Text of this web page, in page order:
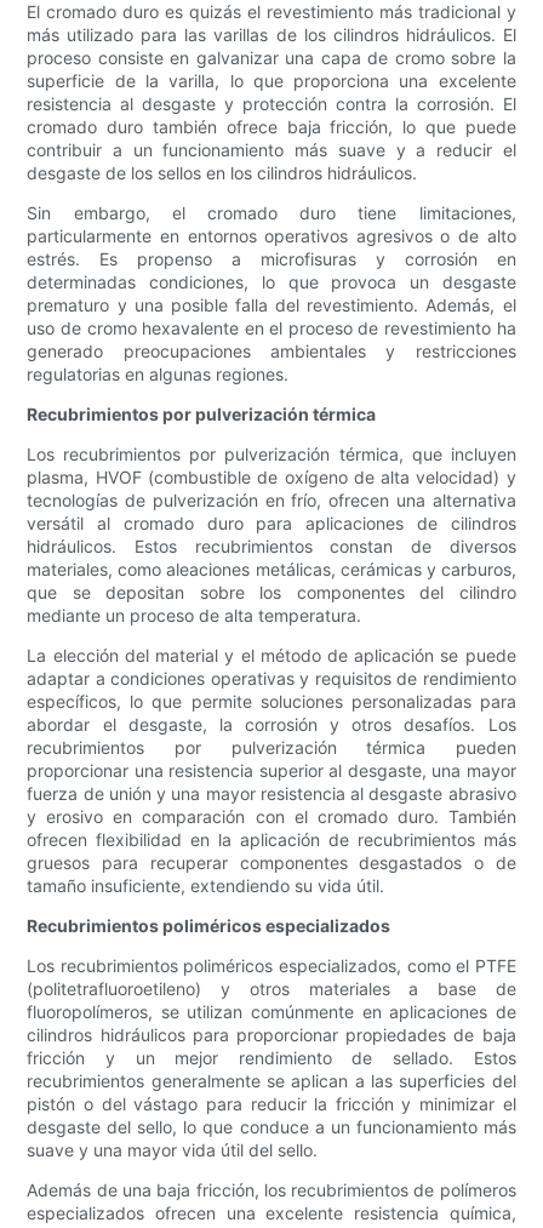
El cromado duro es quizás el revestimiento más tradicional y
más utilizado para las varillas de los cilindros hidráulicos. El
proceso consiste en galvanizar una capa de cromo sobre la
superficie de la varilla, lo que proporciona una excelente
resistencia al desgaste y protección contra la corrosión. El
cromado duro también ofrece baja fricción, lo que puede
contribuir a un funcionamiento más suave y a reducir el
desgaste de los sellos en los cilindros hidráulicos.
Sin embargo, el cromado duro tiene limitaciones,
particularmente en entornos operativos agresivos o de alto
estrés. Es propenso a microfisuras y corrosión en
determinadas condiciones, lo que provoca un desgaste
prematuro y una posible falla del revestimiento. Además, el
uso de cromo hexavalente en el proceso de revestimiento ha
generado preocupaciones ambientales y restricciones
regulatorias en algunas regiones.
Recubrimientos por pulverización térmica
Los recubrimientos por pulverización térmica, que incluyen
plasma, HVOF (combustible de oxígeno de alta velocidad) y
tecnologías de pulverización en frío, ofrecen una alternativa
versátil al cromado duro para aplicaciones de cilindros
hidráulicos. Estos recubrimientos constan de diversos
materiales, como aleaciones metálicas, cerámicas y carburos,
que se depositan sobre los componentes del cilindro
mediante un proceso de alta temperatura.
La elección del material y el método de aplicación se puede
adaptar a condiciones operativas y requisitos de rendimiento
específicos, lo que permite soluciones personalizadas para
abordar el desgaste, la corrosión y otros desafíos. Los
recubrimientos por pulverización térmica pueden
proporcionar una resistencia superior al desgaste, una mayor
fuerza de unión y una mayor resistencia al desgaste abrasivo
y erosivo en comparación con el cromado duro. También
ofrecen flexibilidad en la aplicación de recubrimientos más
gruesos para recuperar componentes desgastados o de
tamaño insuficiente, extendiendo su vida útil.
Recubrimientos poliméricos especializados
Los recubrimientos poliméricos especializados, como el PTFE
(politetrafluoroetileno) y otros materiales a base de
fluoropolímeros, se utilizan comúnmente en aplicaciones de
cilindros hidráulicos para proporcionar propiedades de baja
fricción y un mejor rendimiento de sellado. Estos
recubrimientos generalmente se aplican a las superficies del
pistón o del vástago para reducir la fricción y minimizar el
desgaste del sello, lo que conduce a un funcionamiento más
suave y una mayor vida útil del sello.
Además de una baja fricción, los recubrimientos de polímeros
especializados ofrecen una excelente resistencia química,